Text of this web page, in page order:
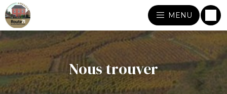
MENU
Nous trouver